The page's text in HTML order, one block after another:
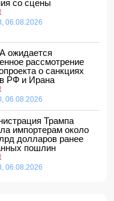
проведенной
карьеру в Ла
Анискино в
собачьей обиде на
повторная
со сцены
06.08.2026
ожидается
рассмотрение
о санкциях
РФ и Ирана
06.08.2026
Трампа
импортерам около
долларов ранее
пошлин
06.08.2026